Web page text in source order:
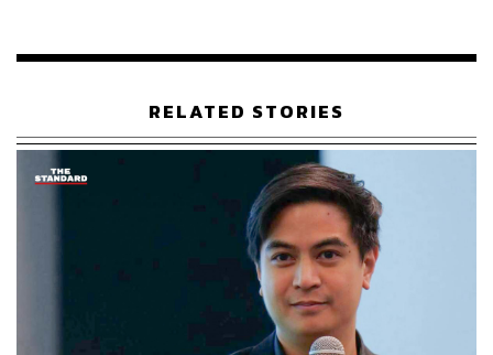
เข้าชี้แจงรายละเอียดเพื่อขอใช้งบประมาณก่อสร้างลานกีฬา
เห็นว่าไม่มีความจำเป็นต้องใช้เงินกู้จาก พ.ร.ก.
ณัฐพงษ์กล่าวถึงขั้นตอนทางกฎหมายตามรัฐธรรมนูญ
มาตรา 172 ว่า หากอยู่ในช่วงนอกสมัยประชุมรัฐสภา และ
การรอเปิดสมัยประชุมตามปกติจะทำให้เกิดความล่าช้า คณะ
รัฐมนตรี (ครม.) มีอำนาจเรียกประชุมสมัยวิสามัญเป็นการ
ด่วน เพื่อให้รัฐสภาพิจารณารับรองหรือไม่รับรองพระราช
RELATED STORIES